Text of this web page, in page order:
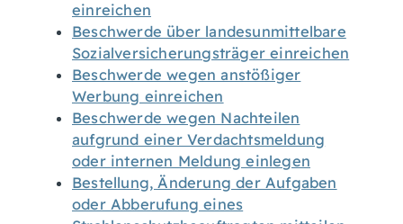
einreichen
Beschwerde über landesunmittelbare
Sozialversicherungsträger einreichen
Beschwerde wegen anstößiger
Werbung einreichen
Beschwerde wegen Nachteilen
aufgrund einer Verdachtsmeldung
oder internen Meldung einlegen
Bestellung, Änderung der Aufgaben
oder Abberufung eines